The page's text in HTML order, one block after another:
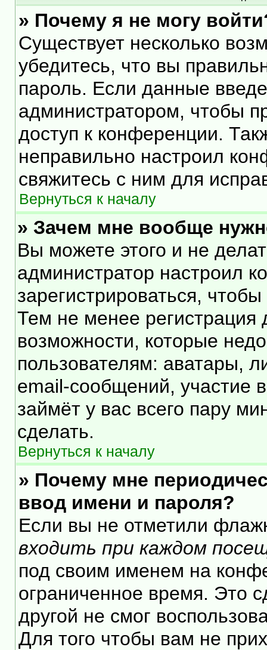
» Почему я не могу
Существует несколько
убедитесь, что вы
пароль. Если данные
администратором, чтобы
доступ к конференции.
неправильно настроил
свяжитесь с ним для
Вернуться к началу
» Зачем мне вообще
Вы можете этого и не
администратор настроил
зарегистрироваться,
Тем не менее
возможности, которые
пользователям: аватары,
email-сообщений, участие
займёт у вас всего пару
сделать.
Вернуться к началу
» Почему мне
ввод имени и пароля?
Если вы не отметили
входить при каждом
под своим именем на
ограниченное время. Это
другой не смог
Для того чтобы вам не